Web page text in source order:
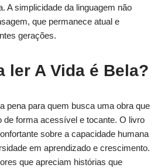
A simplicidade da linguagem não
que permanece atual e
gerações.
ler A Vida é Bela?
pena para quem busca uma obra que
de forma acessível e tocante. O livro
sobre a capacidade humana
em aprendizado e crescimento.
que apreciam histórias que